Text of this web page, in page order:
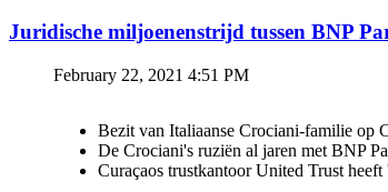
Juridische miljoenenstrijd tussen BNP
February 22, 2021 4:51 PM
Bezit van Italiaanse Crociani-familie op
De Crociani's ruziën al jaren met BNP
Curaçaos trustkantoor United Trust